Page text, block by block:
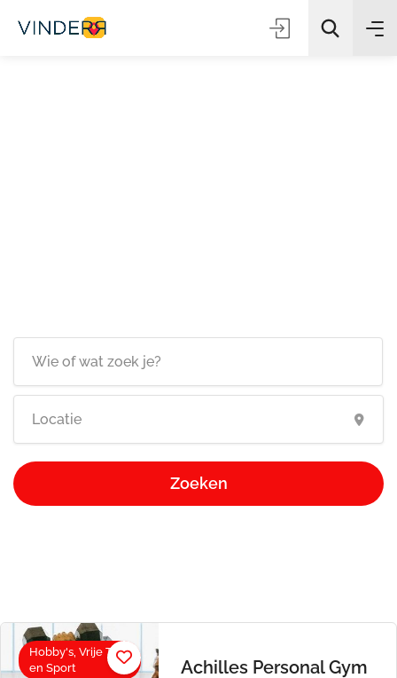
Zoeken
Hobby's, Vrije Tijd
en Sport
Achilles Personal Gym